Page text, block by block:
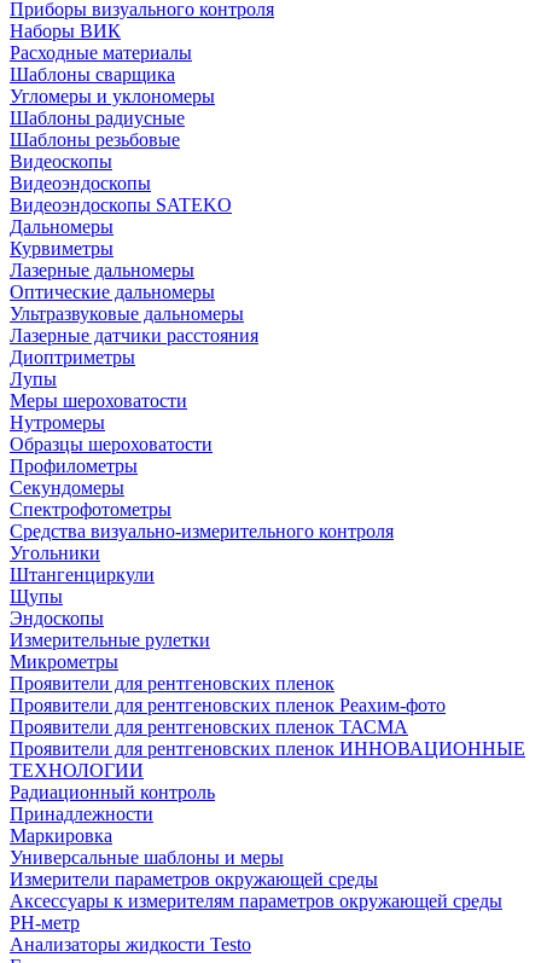
Приборы визуального контроля
Наборы ВИК
Расходные материалы
Шаблоны сварщика
Угломеры и уклономеры
Шаблоны радиусные
Шаблоны резьбовые
Видеоскопы
Видеоэндоскопы
Видеоэндоскопы SATEKO
Дальномеры
Курвиметры
Лазерные дальномеры
Оптические дальномеры
Ультразвуковые дальномеры
Лазерные датчики расстояния
Диоптриметры
Лупы
Меры шероховатости
Нутромеры
Образцы шероховатости
Профилометры
Секундомеры
Спектрофотометры
Средства визуально-измерительного контроля
Угольники
Штангенциркули
Щупы
Эндоскопы
Измерительные рулетки
Микрометры
Проявители для рентгеновских пленок
Проявители для рентгеновских пленок Реахим-фото
Проявители для рентгеновских пленок ТАСМА
Проявители для рентгеновских пленок ИННОВАЦИОННЫЕ
ТЕХНОЛОГИИ
Радиационный контроль
Принадлежности
Маркировка
Универсальные шаблоны и меры
Измерители параметров окружающей среды
Аксессуары к измерителям параметров окружающей среды
PH-метр
Анализаторы жидкости Testo